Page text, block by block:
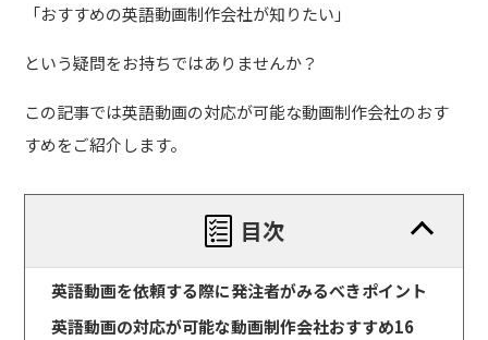
「おすすめの英語動画制作会社が知りたい」
という疑問をお持ちではありませんか？
この記事では英語動画の対応が可能な動画制作会社のおす
すめをご紹介します。
目次
英語動画を依頼する際に発注者がみるべきポイント
英語動画の対応が可能な動画制作会社おすすめ16